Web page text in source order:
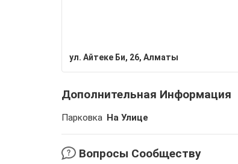
ул. Айтеке Би, 26, Алматы
Дополнительная Информация
Парковка На Улице
Вопросы Сообществу